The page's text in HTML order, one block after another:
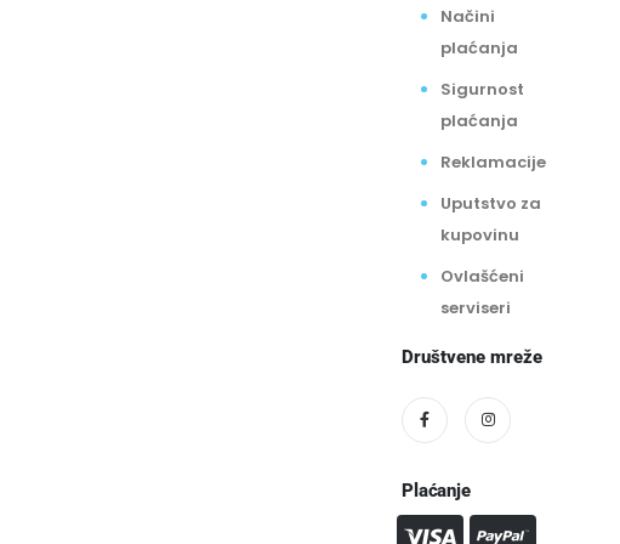
Načini
plaćanja
Sigurnost
plaćanja
Reklamacije
Uputstvo za
kupovinu
Ovlašćeni
serviseri
Društvene mreže
Plaćanje